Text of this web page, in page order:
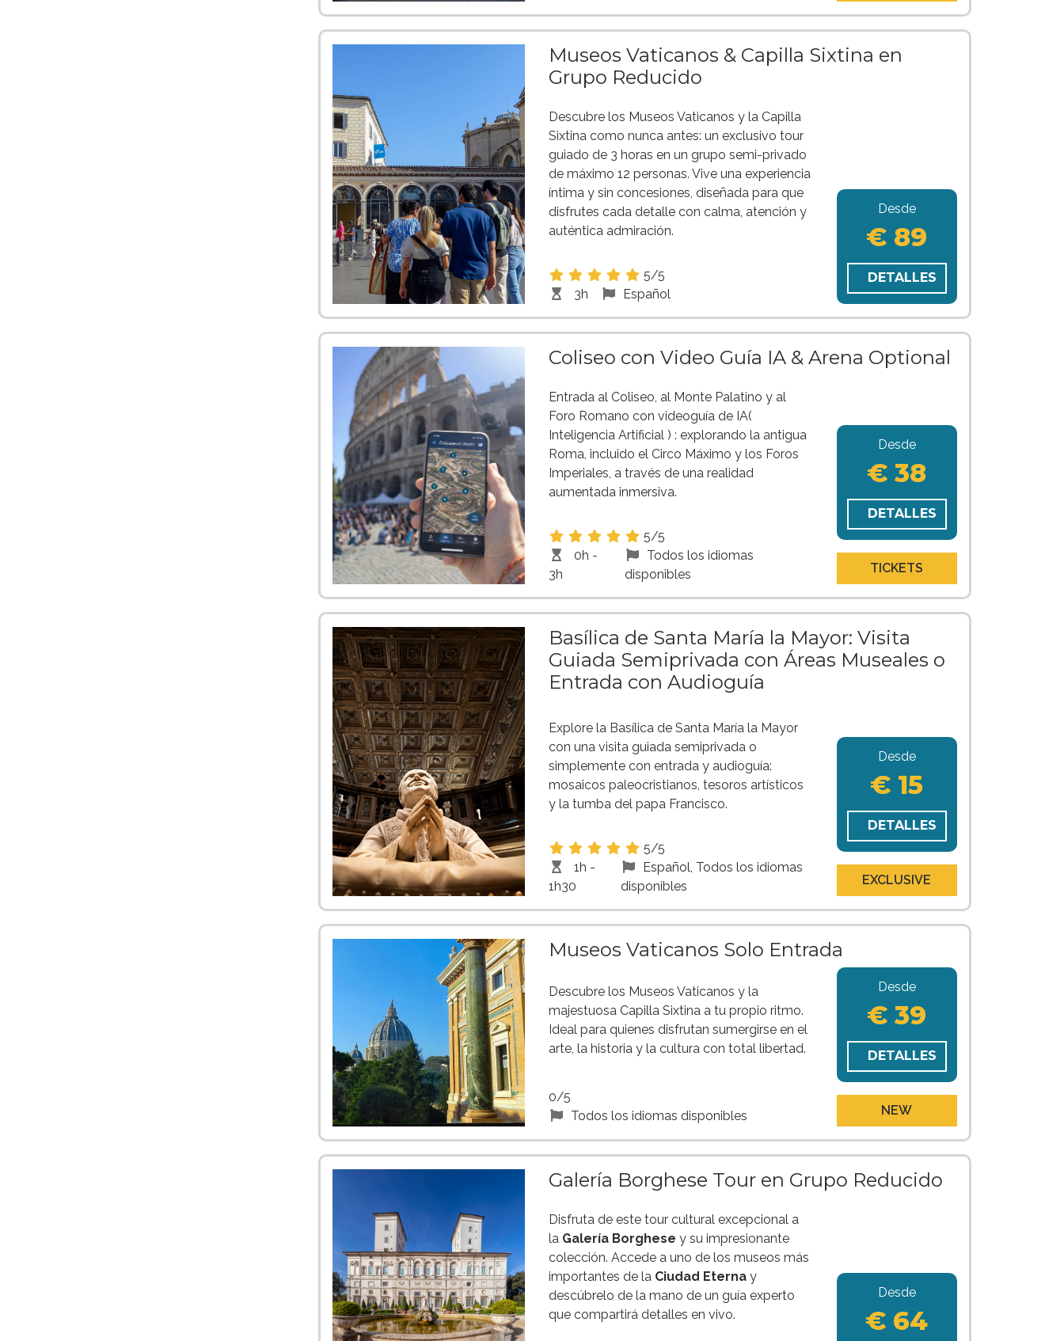
Museos Vaticanos & Capilla Sixtina en
Grupo Reducido
Descubre los Museos Vaticanos y la Capilla
Sixtina como nunca antes: un exclusivo tour
guiado de 3 horas en un grupo semi-privado
de máximo 12 personas. Vive una experiencia
íntima y sin concesiones, diseñada para que
disfrutes cada detalle con calma, atención y
auténtica admiración.
5/5
3h
Español
Desde
€ 89
DETALLES
Coliseo con Video Guía IA & Arena Optional
Entrada al Coliseo, al Monte Palatino y al
Foro Romano con videoguía de IA(
Inteligencia Artificial ) : explorando la antigua
Roma, incluido el Circo Máximo y los Foros
Imperiales, a través de una realidad
aumentada inmersiva.
5/5
0h -
3h
Todos los idiomas
disponibles
Desde
€ 38
DETALLES
TICKETS
Basílica de Santa María la Mayor: Visita
Guiada Semiprivada con Áreas Museales o
Entrada con Audioguía
Explore la Basílica de Santa María la Mayor
con una visita guiada semiprivada o
simplemente con entrada y audioguía:
mosaicos paleocristianos, tesoros artísticos
y la tumba del papa Francisco.
5/5
1h -
1h30
Español, Todos los idiomas
disponibles
Desde
€ 15
DETALLES
EXCLUSIVE
Museos Vaticanos Solo Entrada
Descubre los Museos Vaticanos y la
majestuosa Capilla Sixtina a tu propio ritmo.
Ideal para quienes disfrutan sumergirse en el
arte, la historia y la cultura con total libertad.
0/5
Todos los idiomas disponibles
Desde
€ 39
DETALLES
NEW
Galería Borghese Tour en Grupo Reducido
Disfruta de este tour cultural excepcional a
la Galería Borghese y su impresionante
colección. Accede a uno de los museos más
importantes de la Ciudad Eternay
descúbrelo de la mano de un guía experto
que compartirá detalles en vivo.
Desde
€ 64